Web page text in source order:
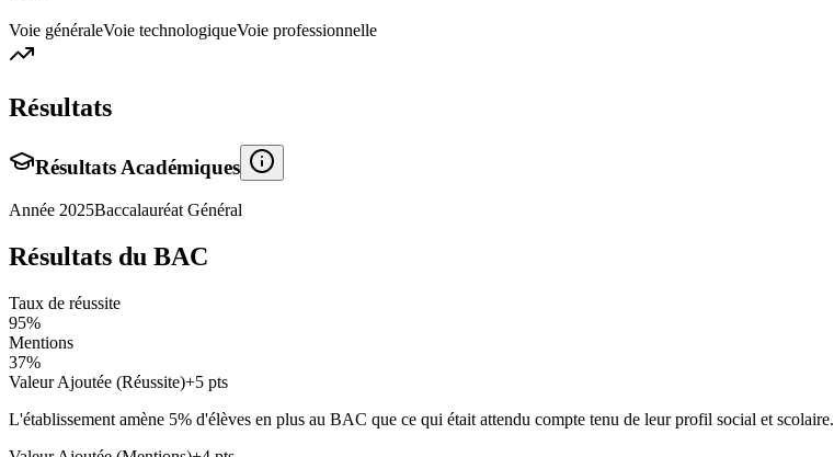
Voie généraleVoie technologiqueVoie professionnelle
Résultats
Résultats Académiques
Année 2025Baccalauréat Général
Résultats du BAC
Taux de réussite
95%
Mentions
37%
Valeur Ajoutée (Réussite)+5 pts
L'établissement amène 5% d'élèves en plus au BAC que ce qui était attendu compte tenu de leur profil social et scolaire.